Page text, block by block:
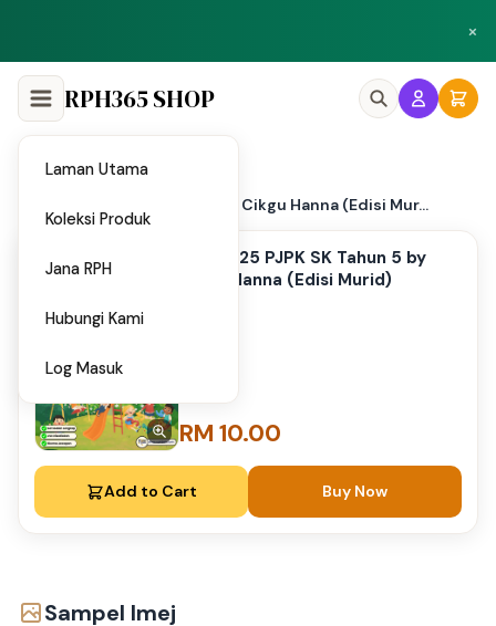
×
Laman Utama
Koleksi Produk
Jana RPH
Hubungi Kami
Log Masuk
RPH365 SHOP
Home
PPT 2025 PJPK SK Tahun 5 by Cikgu Hanna (Edisi Mur...
PPT 2025 PJPK SK Tahun 5 by
Cikgu Hanna (Edisi Murid)
RM 10.00
Add to Cart Buy Now
Sampel Imej